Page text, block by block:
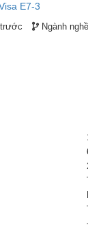
E7-3
Ngành nghề